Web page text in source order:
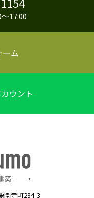
17:00
ーム
ウント
園寺町234-3